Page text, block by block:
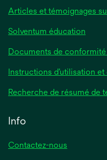
Articles et témoignages
Solventum éducation
Documents de
Instructions d’utilisation
Recherche de résumé de
Info
Contactez-nous